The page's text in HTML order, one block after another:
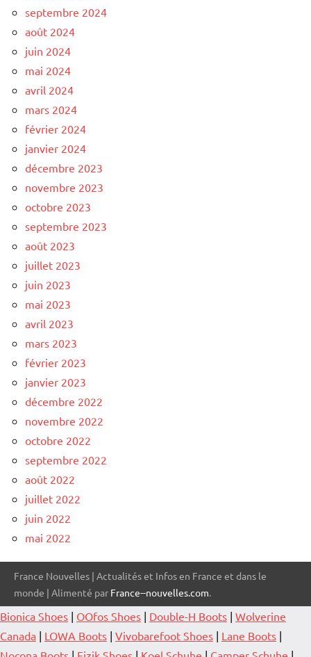
septembre 2024
août 2024
juin 2024
mai 2024
avril 2024
mars 2024
février 2024
janvier 2024
décembre 2023
novembre 2023
octobre 2023
septembre 2023
août 2023
juillet 2023
juin 2023
mai 2023
avril 2023
mars 2023
février 2023
janvier 2023
décembre 2022
novembre 2022
octobre 2022
septembre 2022
août 2022
juillet 2022
juin 2022
mai 2022
France Nouvelles | Actualités et Infos en France et dans le
monde | Alimenté par France--nouvelles.com
Bionica Shoes | OOfos Shoes | Double-H Boots | Wolverine
Canada | LOWA Boots | Vivobarefoot Shoes | Lane Boots |